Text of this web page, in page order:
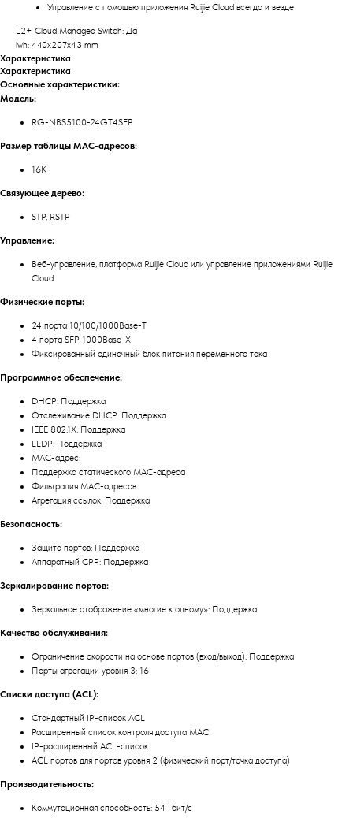
Управление с помощью приложения Ruijie Cloud всегда и везде
L2+ Cloud Managed Switch: Да
lwh: 440x207x43 mm
Характеристика
Характеристика
Основные характеристики:
Модель:
RG-NBS5100-24GT4SFP
Размер таблицы MAC-адресов:
16К
Связующее дерево:
STP, RSTP
Управление:
Веб-управление, платформа Ruijie Cloud или управление приложениями Ruijie
Cloud
Физические порты:
24 порта 10/100/1000Base-T
4 порта SFP 1000Base-X
Фиксированный одиночный блок питания переменного тока
Программное обеспечение:
DHCP: Поддержка
Отслеживание DHCP: Поддержка
IEEE 802.1X: Поддержка
LLDP: Поддержка
MAC-адрес:
Поддержка статического MAC-адреса
Фильтрация MAC-адресов
Агрегация ссылок: Поддержка
Безопасность:
Защита портов: Поддержка
Аппаратный CPP: Поддержка
Зеркалирование портов:
Зеркальное отображение «многие к одному»: Поддержка
Качество обслуживания:
Ограничение скорости на основе портов (вход/выход): Поддержка
Порты агрегации уровня 3: 16
Списки доступа (ACL):
Стандартный IP-список ACL
Расширенный список контроля доступа MAC
IP-расширенный ACL-список
ACL портов для портов уровня 2 (физический порт/точка доступа)
Производительность:
Коммутационная способность: 54 Гбит/с